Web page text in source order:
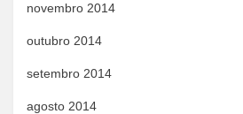
novembro 2014
outubro 2014
setembro 2014
agosto 2014